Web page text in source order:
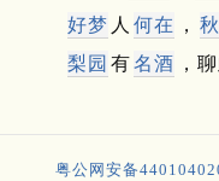
好梦 人 何在 ，
梨园 有名酒 ，
粤公网安备